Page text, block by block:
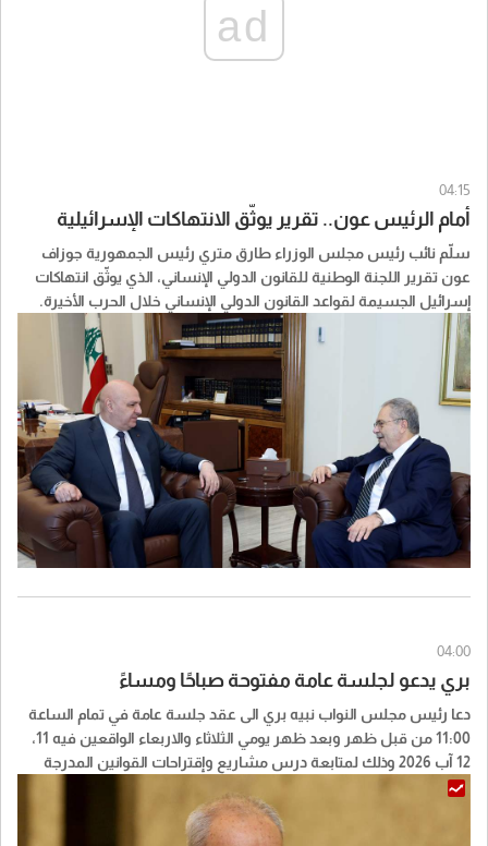
ad
04:15
أمام الرئيس عون.. تقرير يوثّق الانتهاكات الإسرائيلية
سلّم نائب رئيس مجلس الوزراء طارق متري رئيس الجمهورية جوزاف
عون تقرير اللجنة الوطنية للقانون الدولي الإنساني، الذي يوثّق انتهاكات
إسرائيل الجسيمة لقواعد القانون الدولي الإنساني خلال الحرب الأخيرة.
04:00
بري يدعو لجلسة عامة مفتوحة صباحًا ومساءً
دعا رئيس مجلس النواب نبيه بري الى عقد جلسة عامة في تمام الساعة
11:00 من قبل ظهر وبعد ظهر يومي الثلاثاء والاربعاء الواقعين فيه 11،
12 آب 2026 وذلك لمتابعة درس مشاريع وإقتراحات القوانين المدرجة
على جدول الاعمال.